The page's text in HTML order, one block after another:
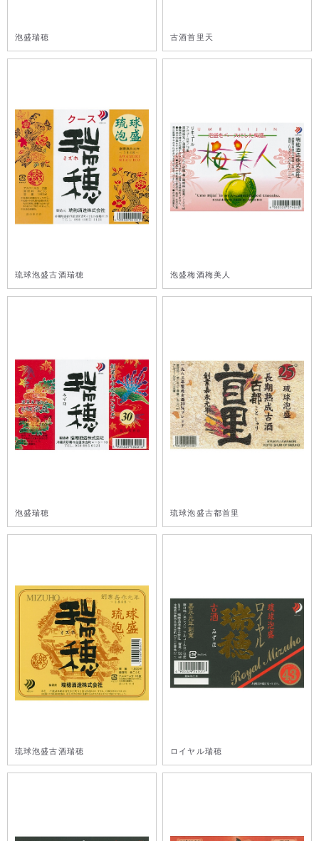
泡盛瑞穂 古酒首里天
琉球泡盛古酒瑞穂 泡盛梅酒梅美人
泡盛瑞穂 琉球泡盛古都首里
琉球泡盛古酒瑞穂 ロイヤル瑞穂